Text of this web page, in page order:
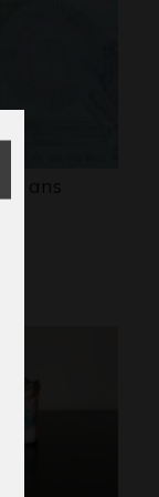
ans